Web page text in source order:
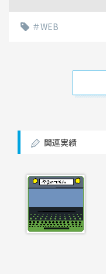
WEB
関連実績